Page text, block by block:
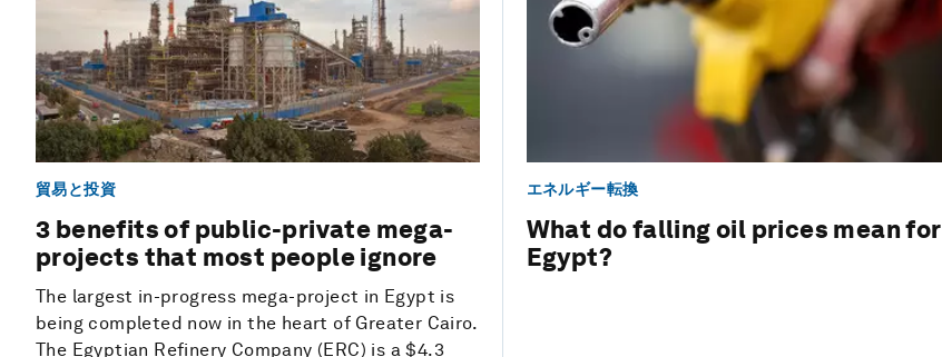
貿易と投資
3 benefits of public-private mega-
projects that most people ignore
The largest in-progress mega-project in Egypt is
being completed now in the heart of Greater Cairo.
The Egyptian Refinery Company (ERC) is a $4.3
エネルギー転換
What do falling oil prices mean for
Egypt?